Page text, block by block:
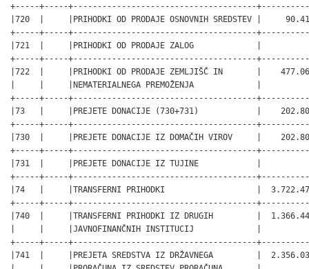
+-----+-----+--------------------------------------
|720  |     |PRIHODKI OD PRODAJE OSNOVNIH SREDSTEV |
+-----+-----+--------------------------------------
|721  |     |PRIHODKI OD PRODAJE ZALOG             |
+-----+-----+--------------------------------------
|722  |     |PRIHODKI OD PRODAJE ZEMLJIŠČ IN       |
|     |     |NEMATERIALNEGA PREMOŽENJA             |
+-----+-----+--------------------------------------
|73   |     |PREJETE DONACIJE (730+731)            |
+-----+-----+--------------------------------------
|730  |     |PREJETE DONACIJE IZ DOMAČIH VIROV     |
+-----+-----+--------------------------------------
|731  |     |PREJETE DONACIJE IZ TUJINE            |
+-----+-----+--------------------------------------
|74   |     |TRANSFERNI PRIHODKI                   |
+-----+-----+--------------------------------------
|740  |     |TRANSFERNI PRIHODKI IZ DRUGIH         |
|     |     |JAVNOFINANČNIH INSTITUCIJ             |
+-----+-----+--------------------------------------
|741  |     |PREJETA SREDSTVA IZ DRŽAVNEGA         |